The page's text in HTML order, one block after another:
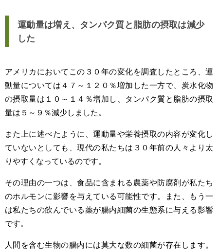
運動量は増え、タンパク質と脂肪の摂取は減少
した
アメリカにおいてこの３０年の変化を調査したところ、運
動量については４７～１２０％増加した一方で、炭水化物
の摂取量は１０～１４％増加し、タンパク質と脂肪の摂取
量は５～９％減少しました。
また上に述べたように、運動量や栄養摂取の内容が変化し
ていないとしても、現代の私たちは３０年前の人々より太
りやすくなっているのです。
その理由の一つは、食品に含まれる農薬や防腐剤が私たち
のホルモンに影響を与えている可能性です。また、もう一
は私たちの飲んでいる薬が腸内細菌の生態系に与える影響
です。
人間を含む生物の腸内には莫大な数の細菌が存在します。